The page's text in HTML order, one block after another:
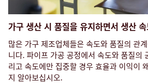
가구 생산 시 품질을 유지하면서 생산
많은 가구 제조업체들은 속도와 품질의 관
니다. 파이프 가공 공정에서 속도와 품질의
리고 속도에만 집중할 경우 효율과 이익이
지 알아보십시오.